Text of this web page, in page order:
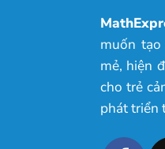
muốn
mẻ, hiện
cho trẻ
phát triển